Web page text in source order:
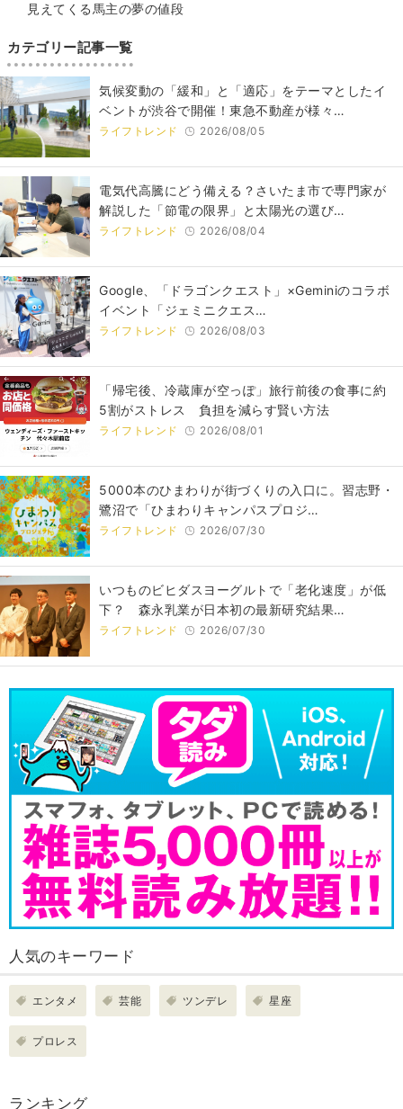
見えてくる馬主の夢の値段
カテゴリー記事一覧
気候変動の「緩和」と「適応」をテーマとしたイ
ベントが渋谷で開催！東急不動産が様々…
ライフトレンド 2026/08/05
電気代高騰にどう備える？さいたま市で専門家が
解説した「節電の限界」と太陽光の選び…
ライフトレンド 2026/08/04
Google、「ドラゴンクエスト」×Geminiのコラボ
イベント「ジェミニクエス…
ライフトレンド 2026/08/03
「帰宅後、冷蔵庫が空っぽ」旅行前後の食事に約
5割がストレス 負担を減らす賢い方法
ライフトレンド 2026/08/01
5000本のひまわりが街づくりの入口に。習志野・
鷺沼で「ひまわりキャンパスプロジ…
ライフトレンド 2026/07/30
いつものビヒダスヨーグルトで「老化速度」が低
下？ 森永乳業が日本初の最新研究結果…
ライフトレンド 2026/07/30
人気のキーワード
エンタメ 芸能 ツンデレ 星座
プロレス
ランキング